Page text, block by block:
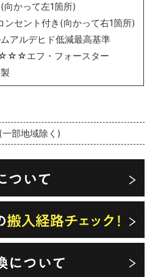
部地域除く)
向かって左1箇所)
ンセント付き(向かって右1箇所)
アルデヒド低減最高基準
エフ・フォースター